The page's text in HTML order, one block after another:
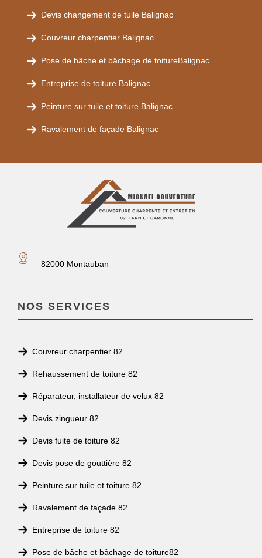
Devis changement de tuile Balignac
Couvreur charpentier Balignac
Pose de bâche et bâchage de toitureBalignac
Entreprise de toiture Balignac
Peinture sur tuile et toiture Balignac
Ravalement de façade Balignac
82000 Montauban
NOS SERVICES
Couvreur charpentier 82
Rehaussement de toiture 82
Réparateur, installateur de velux 82
Devis zingueur 82
Devis fuite de toiture 82
Devis pose de gouttière 82
Peinture sur tuile et toiture 82
Ravalement de façade 82
Entreprise de toiture 82
Pose de bâche et bâchage de toiture82